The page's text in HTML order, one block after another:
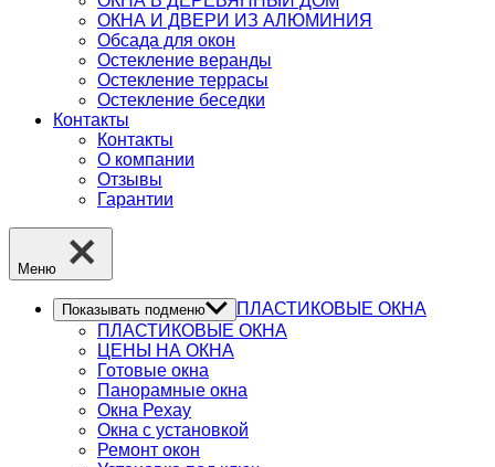
ОКНА И ДВЕРИ ИЗ АЛЮМИНИЯ
Обсада для окон
Остекление веранды
Остекление террасы
Остекление беседки
Контакты
Контакты
О компании
Отзывы
Гарантии
Меню
Показывать подменю
ПЛАСТИКОВЫЕ ОКНА
ПЛАСТИКОВЫЕ ОКНА
ЦЕНЫ НА ОКНА
Готовые окна
Панорамные окна
Окна Рехау
Окна с установкой
Ремонт окон